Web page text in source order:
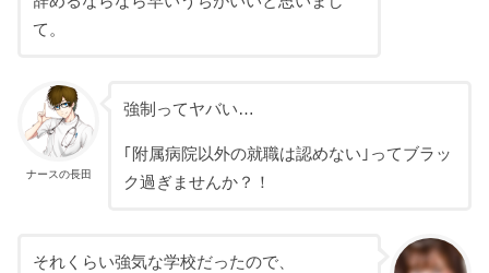
て。
ナースの長田
強制ってヤバい…
｢附属病院以外の就職は認めない｣ってブラッ
ク過ぎませんか？！
それくらい強気な学校だったので、